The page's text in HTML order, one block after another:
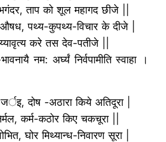
ताप को शूल महागद छीजे ||
पथ्य-कुपथ्य-विचार के दीजे |
करे तस देव-पतीजे ||
नम: अर्घ्यं निर्वपामीति स्वाहा ।
दोष -अठारा किये अतिदूरा |
कर्म-कठोर किए चकचूरा ||
घोर मिथ्यान्ध-निवारण सूरा |